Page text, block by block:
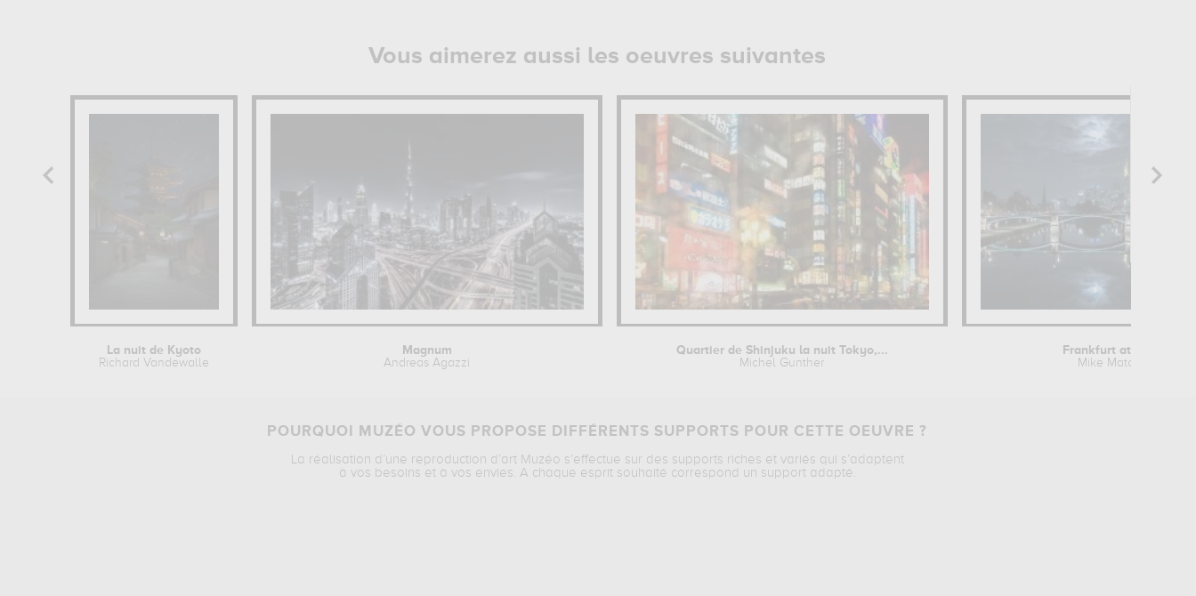
Vous aimerez aussi les oeuvres suivantes
La nuit de Kyoto
Richard Vandewalle
Magnum
Andreas Agazzi
Quartier de Shinjuku la nuit Tokyo,...
Michel Gunther
Frankfurt at Full Moon
Mike Match-Photo
POURQUOI MUZÉO VOUS PROPOSE DIFFÉRENTS SUPPORTS POUR CETTE OEUVRE ?
La réalisation d’une reproduction d’art Muzéo s’effectue sur des supports riches et variés qui s’adaptent
à vos besoins et à vos envies. A chaque esprit souhaité correspond un support adapté.